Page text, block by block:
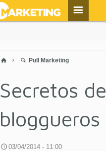
Pull Marketing
Secretos de
bloggueros
03/04/2014 - 11:00